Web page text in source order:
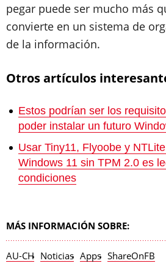
pegar puede ser mucho más
convierte en un sistema de
de la información.
Otros artículos
Estos podrían ser los
poder instalar un futuro
Usar Tiny11, Flyoobe y
Windows 11 sin TPM 2.0 es
condiciones
MÁS INFORMACIÓN SOBRE:
AU-CH Noticias Apps ShareOnFB